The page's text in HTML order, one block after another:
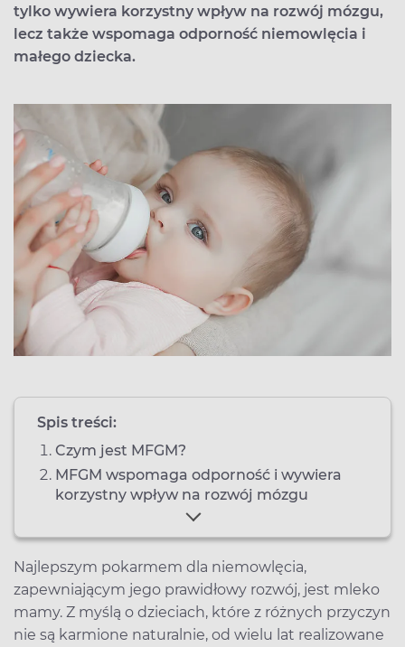
tylko wywiera korzystny wpływ na rozwój mózgu,
lecz także wspomaga odporność niemowlęcia i
małego dziecka.
Spis treści:
Czym jest MFGM?
MFGM wspomaga odporność i wywiera
korzystny wpływ na rozwój mózgu
Najlepszym pokarmem dla niemowlęcia,
zapewniającym jego prawidłowy rozwój, jest mleko
mamy. Z myślą o dzieciach, które z różnych przyczyn
nie są karmione naturalnie, od wielu lat realizowane